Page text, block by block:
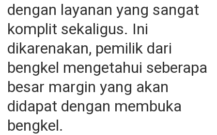
dengan layanan yang sangat
komplit sekaligus. Ini
dikarenakan, pemilik dari
bengkel mengetahui seberapa
besar margin yang akan
didapat dengan membuka
bengkel.